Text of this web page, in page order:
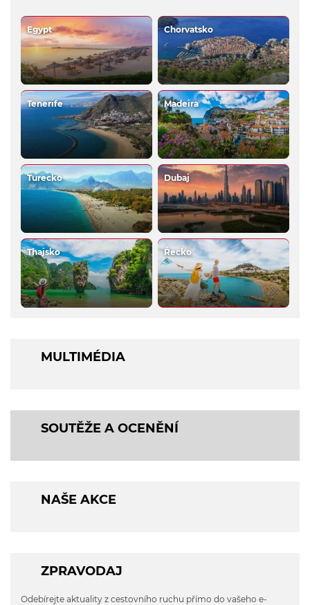
Egypt Chorvatsko
Tenerife Madeira
Turecko Dubaj
Thajsko Řecko
MULTIMÉDIA
SOUTĚŽE A OCENĚNÍ
NAŠE AKCE
ZPRAVODAJ
Odebírejte aktuality z cestovního ruchu přímo do vašeho e-